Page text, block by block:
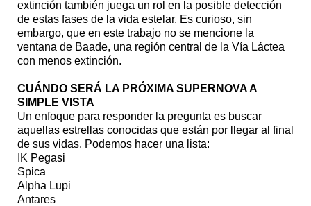
extinción también juega un rol en la posible detección
de estas fases de la vida estelar. Es curioso, sin
embargo, que en este trabajo no se mencione la
ventana de Baade, una región central de la Vía Láctea
con menos extinción.
CUÁNDO SERÁ LA PRÓXIMA SUPERNOVA A
SIMPLE VISTA
Un enfoque para responder la pregunta es buscar
aquellas estrellas conocidas que están por llegar al final
de sus vidas. Podemos hacer una lista:
IK Pegasi
Spica
Alpha Lupi
Antares